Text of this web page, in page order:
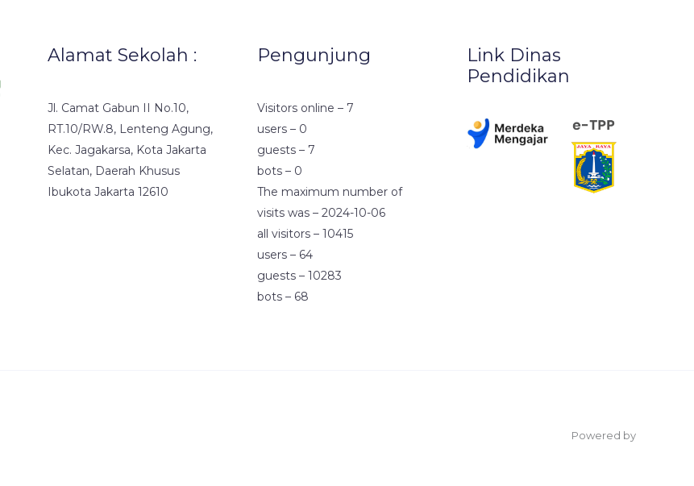
Alamat Sekolah :
Jl. Camat Gabun II No.10,
RT.10/RW.8, Lenteng Agung,
Kec. Jagakarsa, Kota Jakarta
Selatan, Daerah Khusus
Ibukota Jakarta 12610
Pengunjung
Visitors online – 7
users – 0
guests – 7
bots – 0
The maximum number of
visits was – 2024-10-06
all visitors – 10415
users – 64
guests – 10283
bots – 68
Link Dinas
Pendidikan
Powered by